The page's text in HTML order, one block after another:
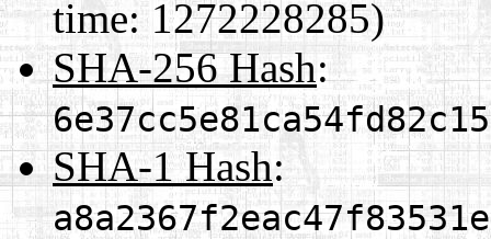
time: 1272228285)
SHA-256 Hash:
SHA-1 Hash: